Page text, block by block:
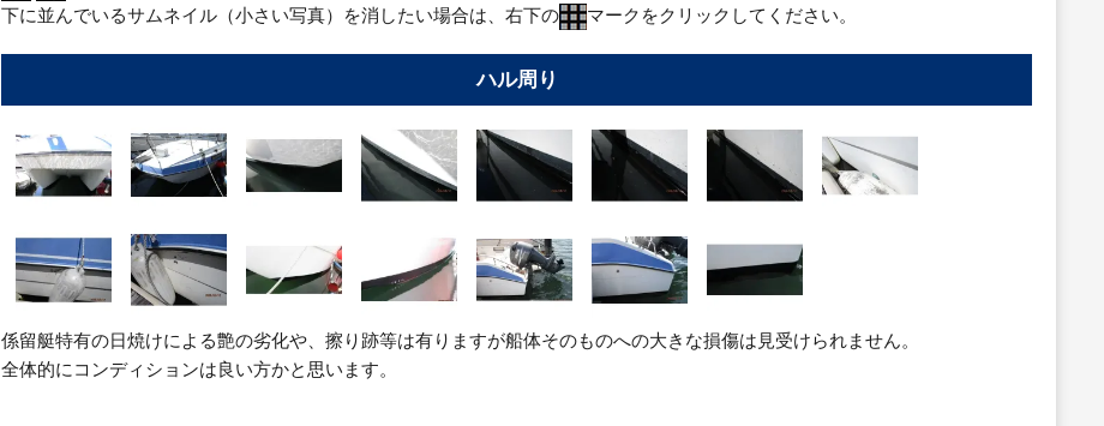
下に並んでいるサムネイル（小さい写真）を消したい場合は、右下の
マークをクリックしてください。
ハル周り
係留艇特有の日焼けによる艶の劣化や、擦り跡等は有りますが船体そのものへの大きな損傷は見受けられません。
全体的にコンディションは良い方かと思います。